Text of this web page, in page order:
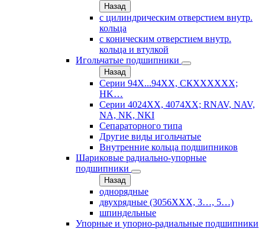
Назад
с цилиндрическим отверстием внутр.
кольца
с коническим отверстием внутр.
кольца и втулкой
Игольчатые подшипники
Назад
Серии 94Х...94ХХ, СКХХХХХХ;
HK…
Серии 4024ХХ, 4074ХХ; RNAV, NAV,
NA, NK, NKI
Сепараторного типа
Другие виды игольчатые
Внутренние кольца подшипников
Шариковые радиально-упорные
подшипники
Назад
однорядные
двухрядные (3056ХХХ, 3…, 5…)
шпиндельные
Упорные и упорно-радиальные подшипники